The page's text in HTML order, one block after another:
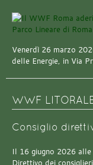
Venerdì 26 marzo
delle Energie, in Via
WWF
Consiglio
Il 16 giugno 2026